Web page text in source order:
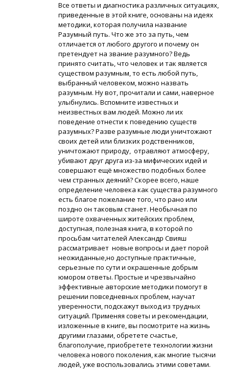
Все ответы и диагностика различных ситуациях,
приведенные в этой книге, основаны на идеях
методики, которая получила название
Разумный путь. Что же это за путь, чем
отличается от любого другого и почему он
претендует на звание разумного? Ведь
принято считать, что человек и так является
существом разумным, то есть любой путь,
выбранный человеком, можно назвать
разумным. Ну вот, прочитали и сами, наверное
улыбнулись. Вспомните известных и
неизвестных вам людей. Можно ли их
поведение отнести к поведению существ
разумных? Разве разумные люди уничтожают
своих детей или близких родственников,
уничтожают природу, отравляют атмосферу,
убивают друг друга из-за мифических идей и
совершают ещё множество подобных более
чем странных деяний? Скорее всего, наше
определение человека как существа разумного
есть благое пожелание того, что рано или
поздно он таковым станет. Необычная по
широте охваченных житейских проблем,
доступная, полезная книга, в которой по
просьбам читателей Александр Свияш
рассматривает новые вопросы и дает порой
неожиданные,но доступные практичные,
серьезные по сути и окрашенные добрым
юмором ответы. Простые и чрезвычайно
эффективные авторские методики помогут в
решении повседневных проблем, научат
уверенности, подскажут выход из трудных
ситуаций. Применяя советы и рекомендации,
изложенные в книге, вы посмотрите на жизнь
другими глазами, обретете счастье,
благополучие, приобретете технологии жизни
человека нового поколения, как многие тысячи
людей, уже воспользовались этими советами.